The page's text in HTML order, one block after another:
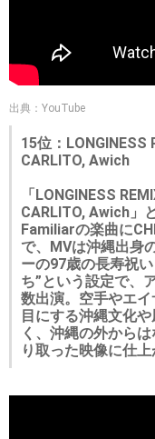
出典：YouTube
15位：LONGINESS
CARLITO, Awich
「LONGINESS
CARLITO, Awich」
Familiarの楽曲に
で、MVは沖縄出身
ーの97歳の長寿祝
ち”という設定で、
数出演。空手やエ
目にする沖縄文化
く、沖縄の外から
り取った映像に仕上